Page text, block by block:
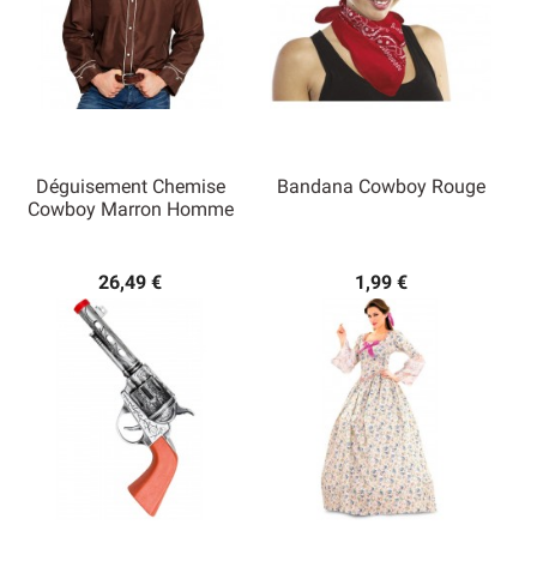
Déguisement Chemise
Cowboy Marron Homme
26,49 €
Bandana Cowboy Rouge
1,99 €